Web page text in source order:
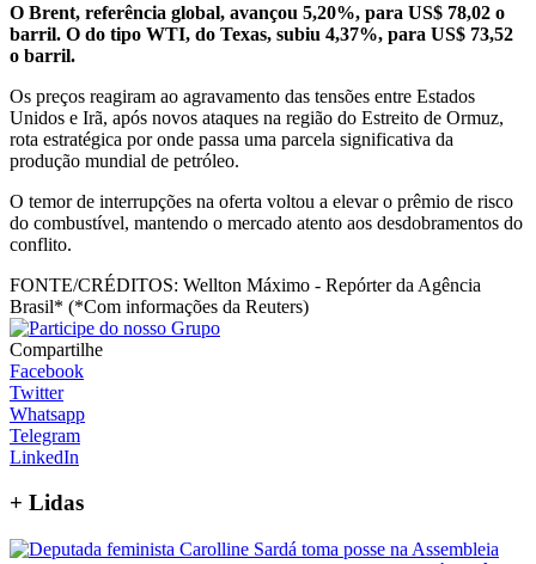
O Brent, referência global, avançou 5,20%, para US$ 78,02 o
barril. O do tipo WTI, do Texas, subiu 4,37%, para US$ 73,52
o barril.
Os preços reagiram ao agravamento das tensões entre Estados
Unidos e Irã, após novos ataques na região do Estreito de Ormuz,
rota estratégica por onde passa uma parcela significativa da
produção mundial de petróleo.
O temor de interrupções na oferta voltou a elevar o prêmio de risco
do combustível, mantendo o mercado atento aos desdobramentos do
conflito.
FONTE/CRÉDITOS: Wellton Máximo - Repórter da Agência
Brasil* (*Com informações da Reuters)
Compartilhe
Facebook
Twitter
Whatsapp
Telegram
LinkedIn
+ Lidas